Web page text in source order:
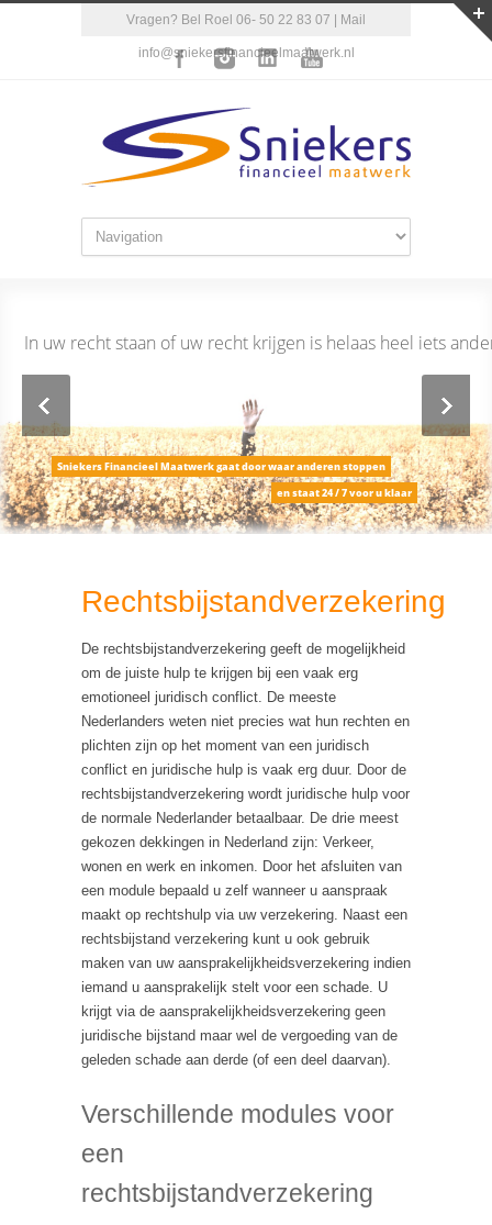
Vragen? Bel Roel 06- 50 22 83 07 | Mail
info@sniekersfinancieelmaatwerk.nl
In uw recht staan of uw recht krijgen is helaas heel iets
Sniekers Financieel Maatwerk gaat door waar anderen stoppen
en staat 24 / 7 voor u klaar
Rechtsbijstandverzekering
De rechtsbijstandverzekering geeft de mogelijkheid
om de juiste hulp te krijgen bij een vaak erg
emotioneel juridisch conflict. De meeste
Nederlanders weten niet precies wat hun rechten en
plichten zijn op het moment van een juridisch
conflict en juridische hulp is vaak erg duur. Door de
rechtsbijstandverzekering wordt juridische hulp voor
de normale Nederlander betaalbaar. De drie meest
gekozen dekkingen in Nederland zijn: Verkeer,
wonen en werk en inkomen. Door het afsluiten van
een module bepaald u zelf wanneer u aanspraak
maakt op rechtshulp via uw verzekering. Naast een
rechtsbijstand verzekering kunt u ook gebruik
maken van uw aansprakelijkheidsverzekering indien
iemand u aansprakelijk stelt voor een schade. U
krijgt via de aansprakelijkheidsverzekering geen
juridische bijstand maar wel de vergoeding van de
geleden schade aan derde (of een deel daarvan).
Verschillende modules voor
een
rechtsbijstandverzekering